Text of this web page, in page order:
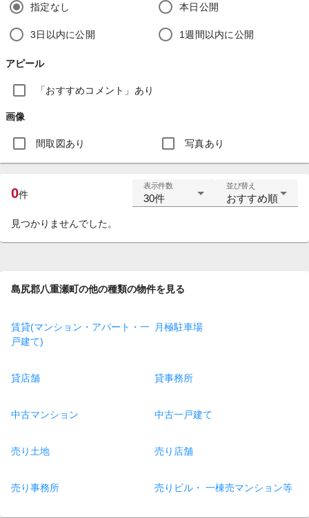
指定なし 本日公開
3日以内に公開 1週間以内に公開
アピール
「おすすめコメント」あり
画像
間取図あり 写真あり
0件
表示件数
30件
並び替え
おすすめ順
見つかりませんでした。
島尻郡八重瀬町の他の種類の物件を見る
賃貸(マンション・アパート・一
戸建て)
月極駐車場
貸店舗 貸事務所
中古マンション 中古一戸建て
売り土地 売り店舗
売り事務所 売りビル・ 一棟売マンション等